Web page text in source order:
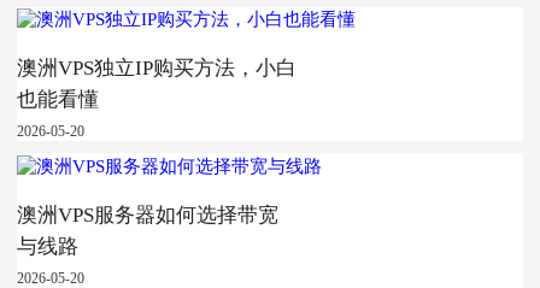
澳洲VPS独立IP购买方法，小白
也能看懂
2026-05-20
澳洲VPS服务器如何选择带宽
与线路
2026-05-20